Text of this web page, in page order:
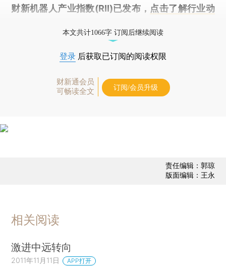
财新机器人产业指数(RII)已发布， 点击了解行业动
本文共计1066字 订阅后继续阅读
登录 后获取已订阅的阅读权限
财新通会员
可畅读全文
订阅/会员升级
责任编辑：郭琼
版面编辑：王永
相关阅读
激进中远转向
2011年11月11日 APP打开